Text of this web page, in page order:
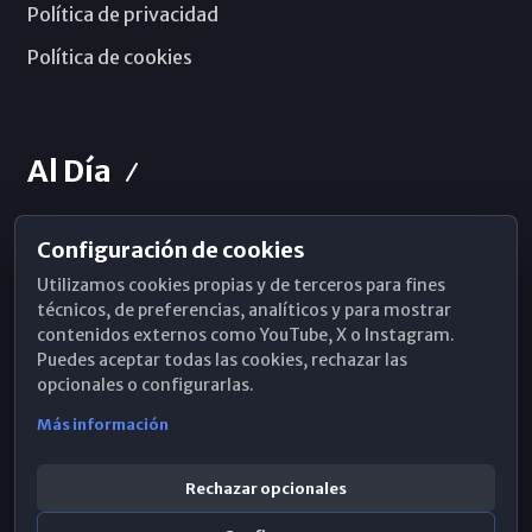
Política de privacidad
Política de cookies
Al Día
Horarios de Misa
Hemeroteca
WhatsApp
Configuración de cookies
Utilizamos cookies propias y de terceros para fines
técnicos, de preferencias, analíticos y para mostrar
contenidos externos como YouTube, X o Instagram.
Puedes aceptar todas las cookies, rechazar las
opcionales o configurarlas.
Más información
Rechazar opcionales